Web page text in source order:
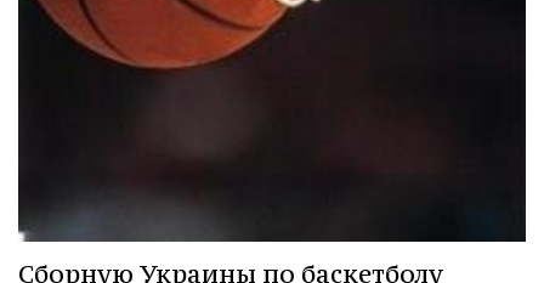
Сборную Украины по баскетболу